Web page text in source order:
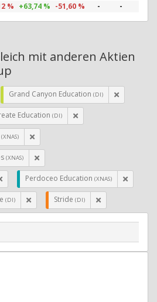
% +63,74 % -51,60 % - -
mit anderen Aktien
Grand Canyon Education (DI)
Education (DI)
(XNAS)
(XNAS)
Perdoceo Education (XNAS)
(DI) Stride (DI)